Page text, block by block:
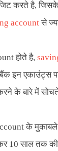
करते है,
account से
होते है,
इन एकाउंट्स पर
के बारे में
के मुकाबले
10 साल तक